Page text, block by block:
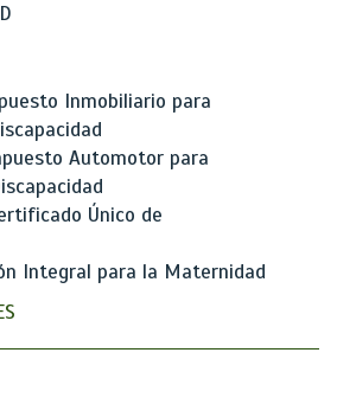
Inmobiliario para
Automotor para
Único de
Integral para la Maternidad